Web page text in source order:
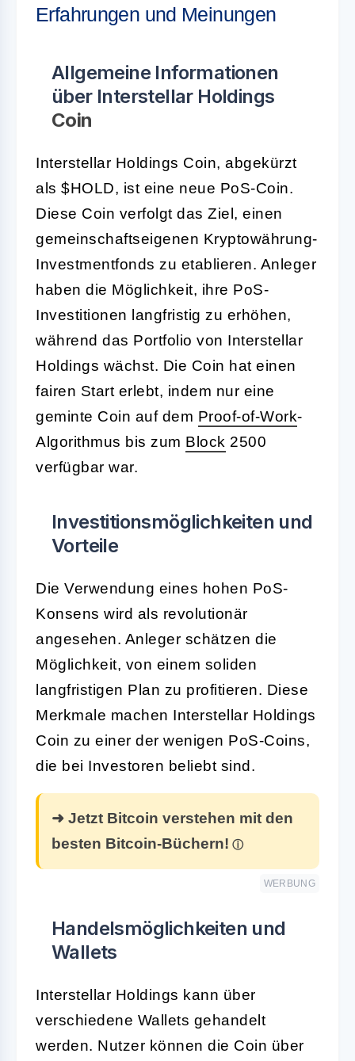
Erfahrungen und Meinungen
Allgemeine Informationen
über Interstellar Holdings
Coin
Interstellar Holdings Coin, abgekürzt
als $HOLD, ist eine neue PoS-Coin.
Diese Coin verfolgt das Ziel, einen
gemeinschaftseigenen Kryptowährung-
Investmentfonds zu etablieren. Anleger
haben die Möglichkeit, ihre PoS-
Investitionen langfristig zu erhöhen,
während das Portfolio von Interstellar
Holdings wächst. Die Coin hat einen
fairen Start erlebt, indem nur eine
geminte Coin auf dem Proof-of-Work-
Algorithmus bis zum Block 2500
verfügbar war.
Investitionsmöglichkeiten und
Vorteile
Die Verwendung eines hohen PoS-
Konsens wird als revolutionär
angesehen. Anleger schätzen die
Möglichkeit, von einem soliden
langfristigen Plan zu profitieren. Diese
Merkmale machen Interstellar Holdings
Coin zu einer der wenigen PoS-Coins,
die bei Investoren beliebt sind.
➜ Jetzt Bitcoin verstehen mit den
besten Bitcoin-Büchern!
WERBUNG
Handelsmöglichkeiten und
Wallets
Interstellar Holdings kann über
verschiedene Wallets gehandelt
werden. Nutzer können die Coin über